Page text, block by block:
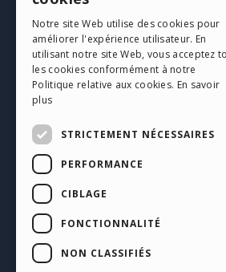
Télécharger
Espace Web
Mes Crédits
Français
Copyright © 2026
Tous
IT07514640015
Conditions d'utilisation WebSite X5:
Help
Ce site contient des contenus, des
GERMAN
SPANISH
Notre site Web utilise des cookies pour
améliorer l'expérience utilisateur. En
utilisant notre site Web, vous acceptez
les cookies conformément à notre
Politique relative aux cookies. En savoir
plus
STRICTEMENT NÉCESSAIRES
PERFORMANCE
CIBLAGE
FONCTIONNALITÉ
NON CLASSIFIÉS